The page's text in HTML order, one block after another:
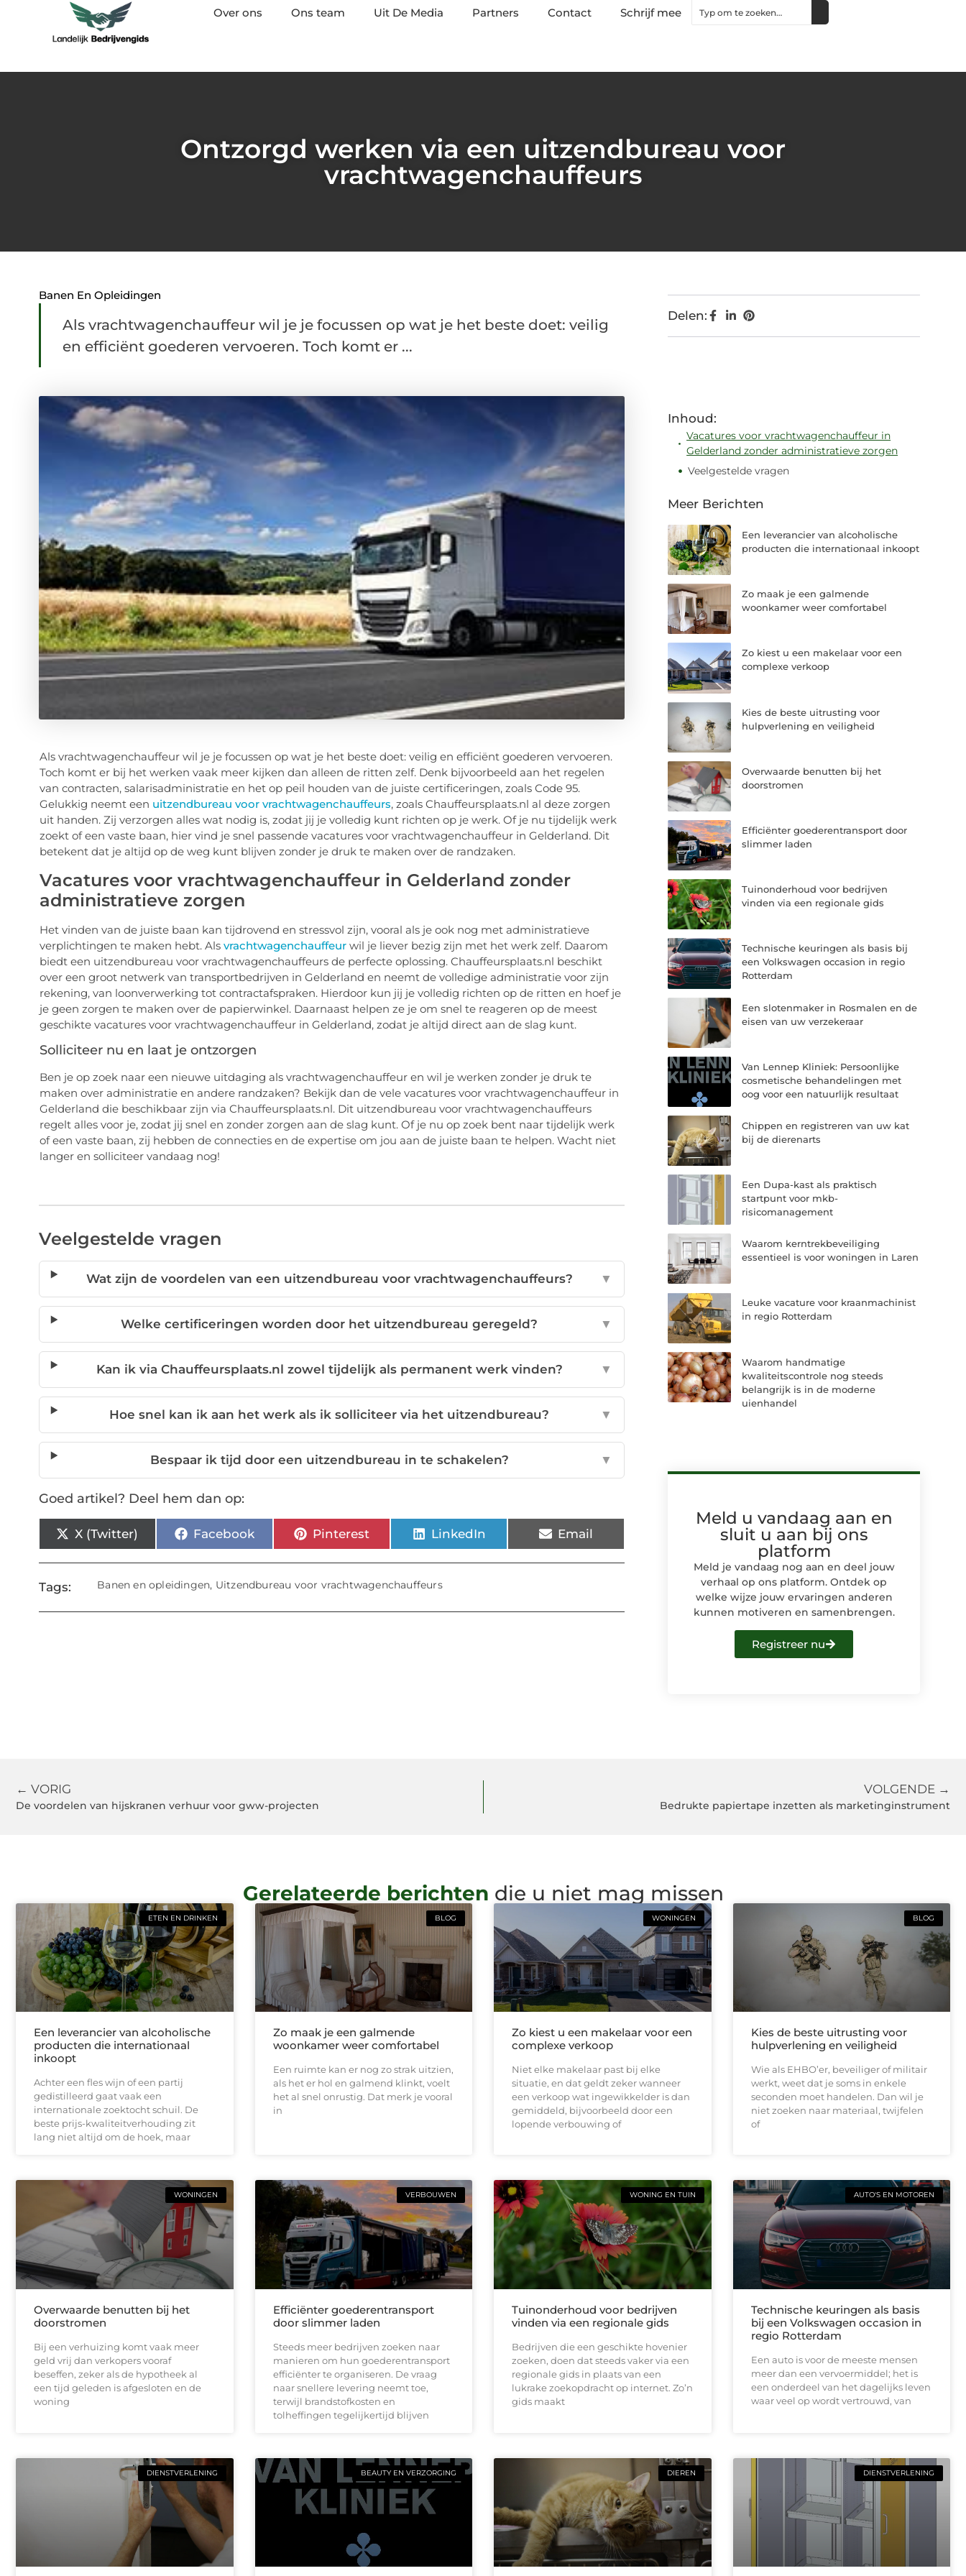
Over ons Ons team Uit De Media Partners Contact Schrijf mee
Ontzorgd werken via een uitzendbureau voor
vrachtwagenchauffeurs
Banen En Opleidingen
Als vrachtwagenchauffeur wil je je focussen op wat je het beste doet: veilig
en efficiënt goederen vervoeren. Toch komt er ...
Als vrachtwagenchauffeur wil je je focussen op wat je het beste doet: veilig en efficiënt goederen vervoeren.
Toch komt er bij het werken vaak meer kijken dan alleen de ritten zelf. Denk bijvoorbeeld aan het regelen
van contracten, salarisadministratie en het op peil houden van de juiste certificeringen, zoals Code 95.
Gelukkig neemt een uitzendbureau voor vrachtwagenchauffeurs, zoals Chauffeursplaats.nl al deze zorgen
uit handen. Zij verzorgen alles wat nodig is, zodat jij je volledig kunt richten op je werk. Of je nu tijdelijk werk
zoekt of een vaste baan, hier vind je snel passende vacatures voor vrachtwagenchauffeur in Gelderland. Dit
betekent dat je altijd op de weg kunt blijven zonder je druk te maken over de randzaken.
Vacatures voor vrachtwagenchauffeur in Gelderland zonder
administratieve zorgen
Het vinden van de juiste baan kan tijdrovend en stressvol zijn, vooral als je ook nog met administratieve
verplichtingen te maken hebt. Als vrachtwagenchauffeurwil je liever bezig zijn met het werk zelf. Daarom
biedt een uitzendbureau voor vrachtwagenchauffeurs de perfecte oplossing. Chauffeursplaats.nl beschikt
over een groot netwerk van transportbedrijven in Gelderland en neemt de volledige administratie voor zijn
rekening, van loonverwerking tot contractafspraken. Hierdoor kun jij je volledig richten op de ritten en hoef je
je geen zorgen te maken over de papierwinkel. Daarnaast helpen ze je om snel te reageren op de meest
geschikte vacatures voor vrachtwagenchauffeur in Gelderland, zodat je altijd direct aan de slag kunt.
Solliciteer nu en laat je ontzorgen
Ben je op zoek naar een nieuwe uitdaging als vrachtwagenchauffeur en wil je werken zonder je druk te
maken over administratie en andere randzaken? Bekijk dan de vele vacatures voor vrachtwagenchauffeur in
Gelderland die beschikbaar zijn via Chauffeursplaats.nl. Dit uitzendbureau voor vrachtwagenchauffeurs
regelt alles voor je, zodat jij snel en zonder zorgen aan de slag kunt. Of je nu op zoek bent naar tijdelijk werk
of een vaste baan, zij hebben de connecties en de expertise om jou aan de juiste baan te helpen. Wacht niet
langer en solliciteer vandaag nog!
Veelgestelde vragen
Wat zijn de voordelen van een uitzendbureau voor vrachtwagenchauffeurs? ▼
Welke certificeringen worden door het uitzendbureau geregeld? ▼
Kan ik via Chauffeursplaats.nl zowel tijdelijk als permanent werk vinden? ▼
Hoe snel kan ik aan het werk als ik solliciteer via het uitzendbureau? ▼
Bespaar ik tijd door een uitzendbureau in te schakelen? ▼
Goed artikel? Deel hem dan op:
X (Twitter) Facebook Pinterest LinkedIn Email
Tags: Banen en opleidingen, Uitzendbureau voor vrachtwagenchauffeurs
Delen:
Inhoud:
Vacatures voor vrachtwagenchauffeur in
Gelderland zonder administratieve zorgen
Veelgestelde vragen
Meer Berichten
Een leverancier van alcoholische
producten die internationaal inkoopt
Zo maak je een galmende
woonkamer weer comfortabel
Zo kiest u een makelaar voor een
complexe verkoop
Kies de beste uitrusting voor
hulpverlening en veiligheid
Overwaarde benutten bij het
doorstromen
Efficiënter goederentransport door
slimmer laden
Tuinonderhoud voor bedrijven
vinden via een regionale gids
Technische keuringen als basis bij
een Volkswagen occasion in regio
Rotterdam
Een slotenmaker in Rosmalen en de
eisen van uw verzekeraar
Van Lennep Kliniek: Persoonlijke
cosmetische behandelingen met
oog voor een natuurlijk resultaat
Chippen en registreren van uw kat
bij de dierenarts
Een Dupa-kast als praktisch
startpunt voor mkb-
risicomanagement
Waarom kerntrekbeveiliging
essentieel is voor woningen in Laren
Leuke vacature voor kraanmachinist
in regio Rotterdam
Waarom handmatige
kwaliteitscontrole nog steeds
belangrijk is in de moderne
uienhandel
Meld u vandaag aan en
sluit u aan bij ons
platform
Meld je vandaag nog aan en deel jouw
verhaal op ons platform. Ontdek op
welke wijze jouw ervaringen anderen
kunnen motiveren en samenbrengen.
Registreer nu
← VORIG
De voordelen van hijskranen verhuur voor gww-projecten
VOLGENDE →
Bedrukte papiertape inzetten als marketinginstrument
Gerelateerde berichten die u niet mag missen
ETEN EN DRINKEN
Een leverancier van alcoholische
producten die internationaal
inkoopt
Achter een fles wijn of een partij
gedistilleerd gaat vaak een
internationale zoektocht schuil. De
beste prijs-kwaliteitverhouding zit
lang niet altijd om de hoek, maar
BLOG
Zo maak je een galmende
woonkamer weer comfortabel
Een ruimte kan er nog zo strak uitzien,
als het er hol en galmend klinkt, voelt
het al snel onrustig. Dat merk je vooral
in
WONINGEN
Zo kiest u een makelaar voor een
complexe verkoop
Niet elke makelaar past bij elke
situatie, en dat geldt zeker wanneer
een verkoop wat ingewikkelder is dan
gemiddeld, bijvoorbeeld door een
lopende verbouwing of
BLOG
Kies de beste uitrusting voor
hulpverlening en veiligheid
Wie als EHBO’er, beveiliger of militair
werkt, weet dat je soms in enkele
seconden moet handelen. Dan wil je
niet zoeken naar materiaal, twijfelen
of
WONINGEN
Overwaarde benutten bij het
doorstromen
Bij een verhuizing komt vaak meer
geld vrij dan verkopers vooraf
beseffen, zeker als de hypotheek al
een tijd geleden is afgesloten en de
woning
VERBOUWEN
Efficiënter goederentransport
door slimmer laden
Steeds meer bedrijven zoeken naar
manieren om hun goederentransport
efficiënter te organiseren. De vraag
naar snellere levering neemt toe,
terwijl brandstofkosten en
tolheffingen tegelijkertijd blijven
WONING EN TUIN
Tuinonderhoud voor bedrijven
vinden via een regionale gids
Bedrijven die een geschikte hovenier
zoeken, doen dat steeds vaker via een
regionale gids in plaats van een
lukrake zoekopdracht op internet. Zo’n
gids maakt
AUTO'S EN MOTOREN
Technische keuringen als basis
bij een Volkswagen occasion in
regio Rotterdam
Een auto is voor de meeste mensen
meer dan een vervoermiddel; het is
een onderdeel van het dagelijks leven
waar veel op wordt vertrouwd, van
DIENSTVERLENING BEAUTY EN VERZORGING DIEREN DIENSTVERLENING